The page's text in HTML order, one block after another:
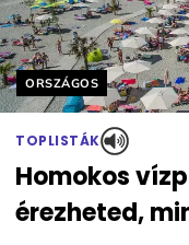
Helyszín címkék:
ORSZÁGOS
TOPLISTÁK
Homokos
érezheted,